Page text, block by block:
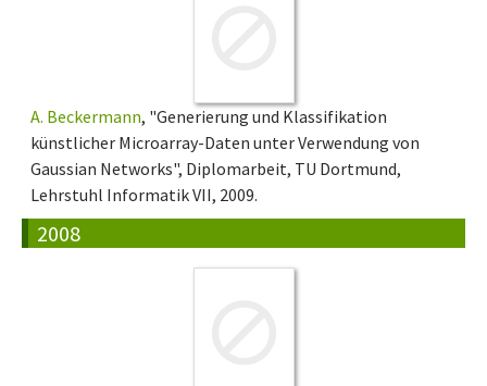
A. Beckermann, "Generierung und Klassifikation
künstlicher Microarray-Daten unter Verwendung von
Gaussian Networks", Diplomarbeit, TU Dortmund,
Lehrstuhl Informatik VII, 2009.
2008